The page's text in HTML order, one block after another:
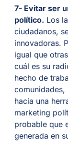
7- Evitar ser
político. Los
ciudadanos,
innovadoras.
igual que
cuál es su
hecho de
comunidades,
hacia una
marketing
probable que
generada en